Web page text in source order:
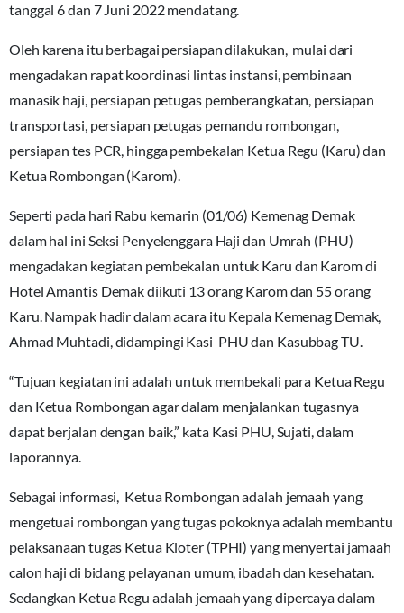
tanggal 6 dan 7 Juni 2022 mendatang.
Oleh karena itu berbagai persiapan dilakukan, mulai dari
mengadakan rapat koordinasi lintas instansi, pembinaan
manasik haji, persiapan petugas pemberangkatan, persiapan
transportasi, persiapan petugas pemandu rombongan,
persiapan tes PCR, hingga pembekalan Ketua Regu (Karu) dan
Ketua Rombongan (Karom).
Seperti pada hari Rabu kemarin (01/06) Kemenag Demak
dalam hal ini Seksi Penyelenggara Haji dan Umrah (PHU)
mengadakan kegiatan pembekalan untuk Karu dan Karom di
Hotel Amantis Demak diikuti 13 orang Karom dan 55 orang
Karu. Nampak hadir dalam acara itu Kepala Kemenag Demak,
Ahmad Muhtadi, didampingi Kasi PHU dan Kasubbag TU.
“Tujuan kegiatan ini adalah untuk membekali para Ketua Regu
dan Ketua Rombongan agar dalam menjalankan tugasnya
dapat berjalan dengan baik,” kata Kasi PHU, Sujati, dalam
laporannya.
Sebagai informasi, Ketua Rombongan adalah jemaah yang
mengetuai rombongan yang tugas pokoknya adalah membantu
pelaksanaan tugas Ketua Kloter (TPHI) yang menyertai jamaah
calon haji di bidang pelayanan umum, ibadah dan kesehatan.
Sedangkan Ketua Regu adalah jemaah yang dipercaya dalam